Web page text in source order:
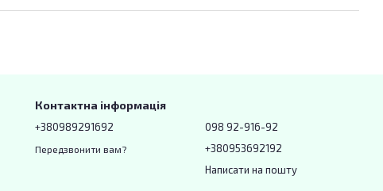
Контактна інформація
+380989291692
Передзвонити вам?
098 92-916-92
+380953692192
Написати на пошту